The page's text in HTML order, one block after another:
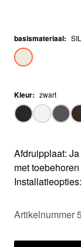
basismateriaal:
Kleur: zwart
Afdruipplaat: Ja
met toebehoren
Artikelnummer